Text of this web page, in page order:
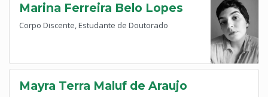
Marina Ferreira Belo Lopes
Corpo Discente, Estudante de Doutorado
Mayra Terra Maluf de Araujo